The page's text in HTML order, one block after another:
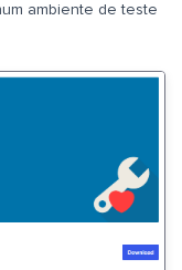
ambiente de teste